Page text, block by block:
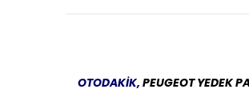
OTODAKİK, PEUGEOT YEDEK